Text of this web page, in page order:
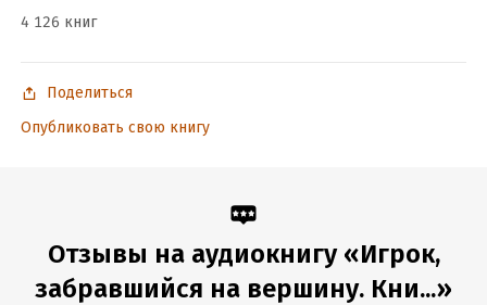
Francis Preve / Stranger Danger
Kevin MacLeod / Impact Intermezzo
4 126 книг
Поделиться
Опубликовать свою книгу
Отзывы на аудиокнигу «Игрок,
забравшийся на вершину. Кни...»